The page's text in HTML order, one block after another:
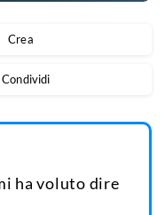
Crea
Condividi
ha voluto dire